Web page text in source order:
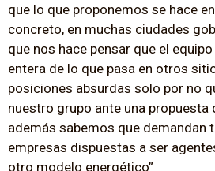
que lo que proponemos se hace
concreto, en muchas ciudades
que nos hace pensar que el
entera de lo que pasa en otros
posiciones absurdas solo por no
nuestro grupo ante una
además sabemos que demandan
empresas dispuestas a ser
otro modelo energético”